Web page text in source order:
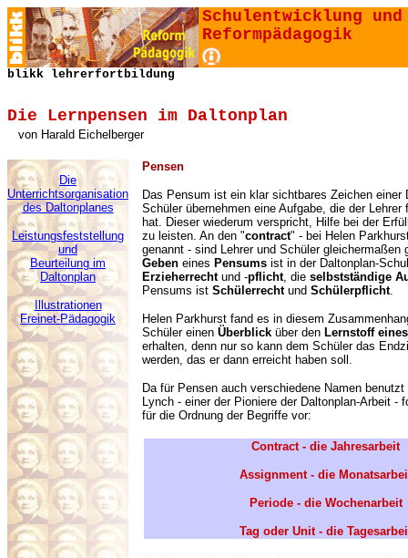
Schulentwicklung und
Reformpädagogik
blikk lehrerfortbildung
Die Lernpensen im Daltonplan
von Harald Eichelberger
Die
Unterrichtsorganisation
des Daltonplanes
Leistungsfeststellung
und
Beurteilung im
Daltonplan
Illustrationen
Freinet-Pädagogik
Pensen
Das Pensum ist ein klar sichtbares Zeichen einer
Schüler übernehmen eine Aufgabe, die der Lehrer
hat. Dieser wiederum verspricht, Hilfe bei der
zu leisten. An den "contract" - bei Helen
genannt - sind Lehrer und Schüler gleichermaßen
Geben eines Pensums ist in der Daltonplan-
Erzieherrechtund -pflicht, die selbstständige
Pensums ist Schülerrechtund Schülerpflicht.
Helen Parkhurst fand es in diesem
Schüler einen Überblick über den Lernstoff
erhalten, denn nur so kann dem Schüler das
werden, das er dann erreicht haben soll.
Da für Pensen auch verschiedene Namen
Lynch - einer der Pioniere der Daltonplan-Arbeit -
für die Ordnung der Begriffe vor:
Contract - die Jahresarbeit
Assignment - die
Periode - die Wochenarbeit
Tag oder Unit - die